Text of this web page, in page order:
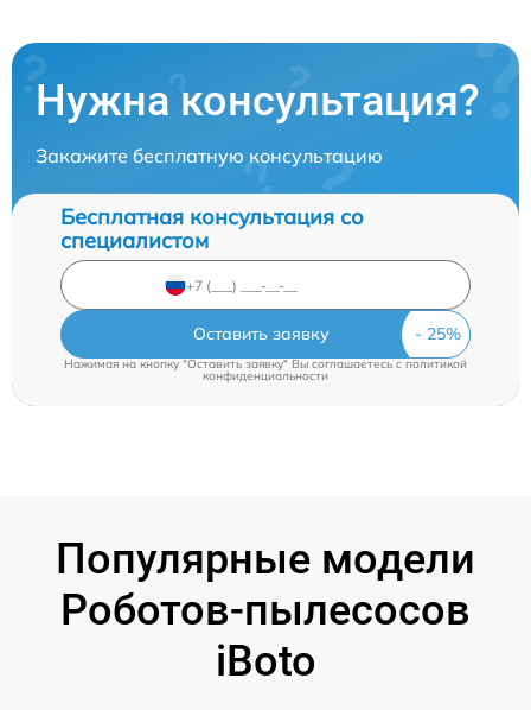
Нужна консультация?
Закажите бесплатную консультацию
Бесплатная консультация со
специалистом
Оставить заявку
Нажимая на кнопку "Оставить заявку" Вы соглашаетесь c политикой
конфиденциальности
Популярные модели
Роботов-пылесосов
iBoto